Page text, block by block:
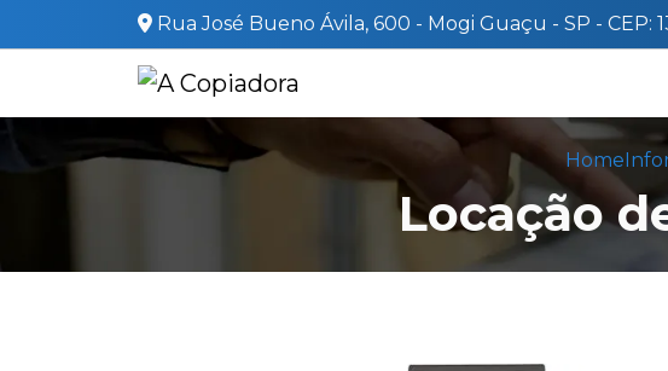
Rua José Bueno Ávila, 600 - Mogi Guaçu - SP - CEP:
Home
Locação